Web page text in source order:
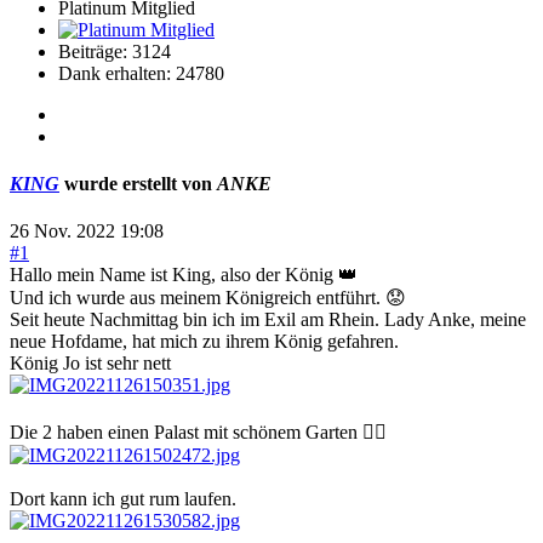
Platinum Mitglied
Beiträge: 3124
Dank erhalten: 24780
KING wurde erstellt von ANKE
26 Nov. 2022 19:08
#1
Hallo mein Name ist King, also der König 👑
Und ich wurde aus meinem Königreich entführt. 😟
Seit heute Nachmittag bin ich im Exil am Rhein. Lady Anke, meine
neue Hofdame, hat mich zu ihrem König gefahren.
König Jo ist sehr nett
Die 2 haben einen Palast mit schönem Garten 👍🏻
Dort kann ich gut rum laufen.